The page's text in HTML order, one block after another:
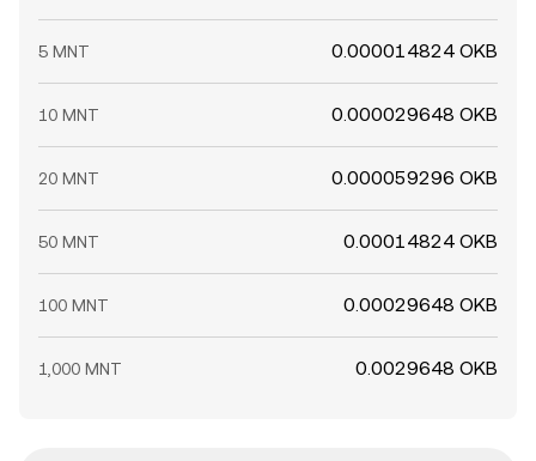
5 MNT 0.000014824 OKB
10 MNT 0.000029648 OKB
20 MNT 0.000059296 OKB
50 MNT 0.00014824 OKB
100 MNT 0.00029648 OKB
1,000 MNT 0.0029648 OKB